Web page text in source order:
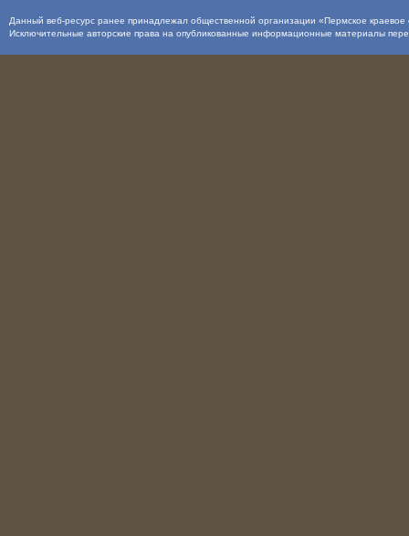
Данный веб-ресурс ранее принадлежал общественной организации «Пермское
Исключительные авторские права на опубликованные информационные материалы